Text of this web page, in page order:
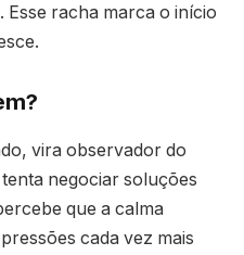
Esse racha marca o início
vira observador do
negociar soluções
que a calma
cada vez mais